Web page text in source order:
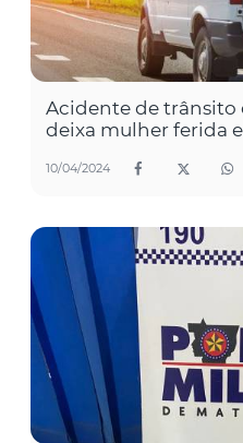
Acidente de trânsito
deixa mulher ferida
10/04/2024